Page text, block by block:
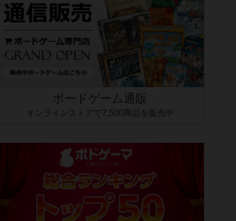
ボードゲーム通販
オンラインストアで7,500商品を販売中